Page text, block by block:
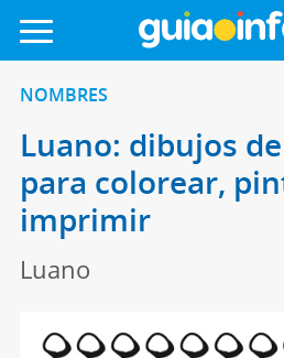
NOMBRES
Luano: dibujos
para colorear,
imprimir
Luano